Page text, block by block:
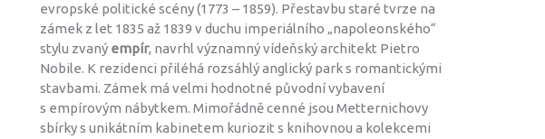
evropské politické scény (1773 – 1859). Přestavbu staré tvrze na
zámek z let 1835 až 1839 v duchu imperiálního „napoleonského“
stylu zvaný empír, navrhl významný vídeňský architekt Pietro
Nobile. K rezidenci přiléhá rozsáhlý anglický park s romantickými
stavbami. Zámek má velmi hodnotné původní vybavení
s empírovým nábytkem. Mimořádně cenné jsou Metternichovy
sbírky s unikátním kabinetem kuriozit s knihovnou a kolekcemi